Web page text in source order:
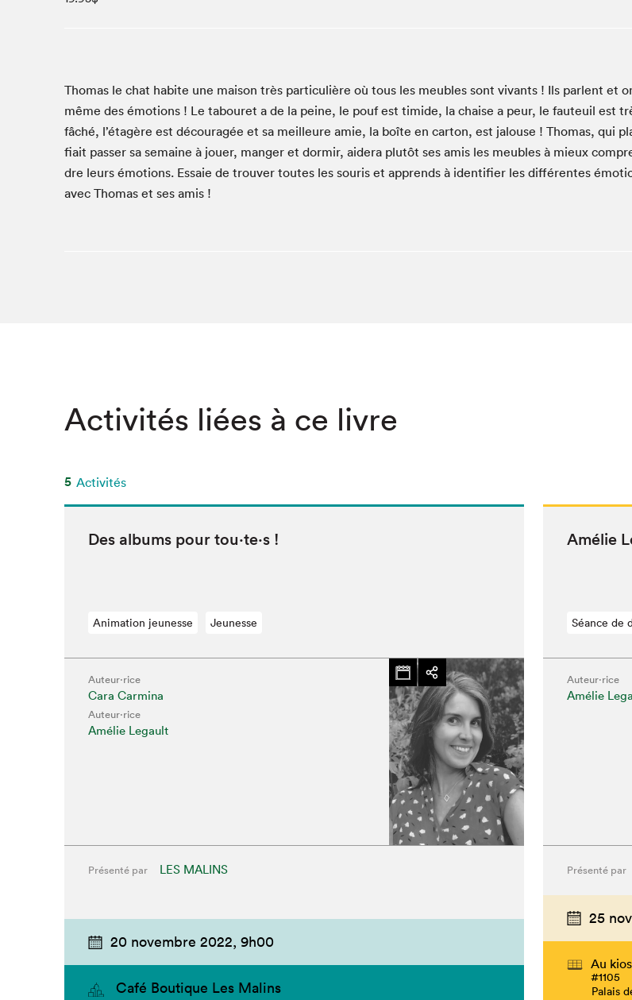
Espace Lis-moi MTL (12-18 ans)
La Maison des libraires
Le grand jeu de lecture à voix haute du Salon
Liseur Public
Espace Montréal-Nord
Vitrine du Festival littéraire
Tapis rouge des écrivain·e·s
La lecture en cadeau
Zone Manga
SLM 2018
Thomas le chat habite une mai­son très par­ti­c­ulière où tous les meubles sont vivants ! Ils par­lent et
même des émo­tions ! Le tabouret a de la peine, le pouf est timide, la chaise a peur, le fau­teuil est
fâché, l’étagère est découragée et sa meilleure amie, la boîte en car­ton, est jalouse ! Thomas, qui
fi­ait pass­er sa semaine à jouer, manger et dormir, aidera plutôt ses amis les meubles à mieux
dre leurs émo­tions. Essaie de trou­ver toutes les souris et apprends à iden­ti­fi­er les dif­férentes
avec Thomas et ses amis !
Activités liées à ce livre
5 Activités
Des albums pour tou·te·s !
Animation jeunesse Jeunesse
Auteur·rice
Cara Carmina
Auteur·rice
Amélie Legault
Présenté par LES MALINS
20 novembre 2022, 9h00
Café Boutique Les Malins
Amélie
Séance de
Auteur·rice
Amélie
Présenté par
25
Au
#1105
Palais